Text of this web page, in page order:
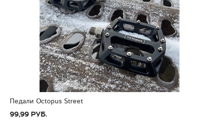
Педали Octopus Street
99,99 руб.